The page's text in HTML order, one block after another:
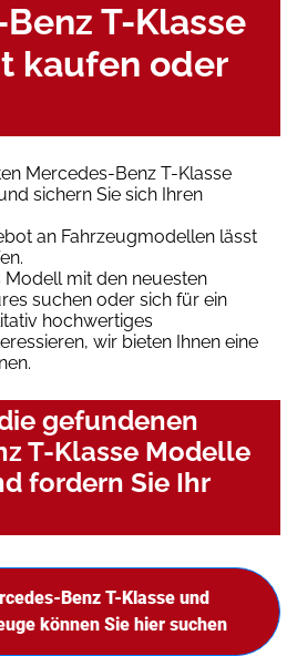
T-Klasse
kaufen oder
Mercedes-Benz T-Klasse
sichern Sie sich Ihren
an Fahrzeugmodellen lässt
Modell mit den neuesten
suchen oder sich für ein
hochwertiges
wir bieten Ihnen eine
gefundenen
T-Klasse Modelle
fordern Sie Ihr
Benz T-Klasse und
können Sie hier suchen